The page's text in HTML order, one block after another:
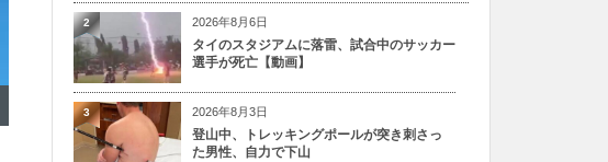
2026年8月6日
タイのスタジアムに落雷、試合中のサッカー
選手が死亡【動画】
2
2026年8月3日
登山中、トレッキングポールが突き刺さっ
た男性、自力で下山
3